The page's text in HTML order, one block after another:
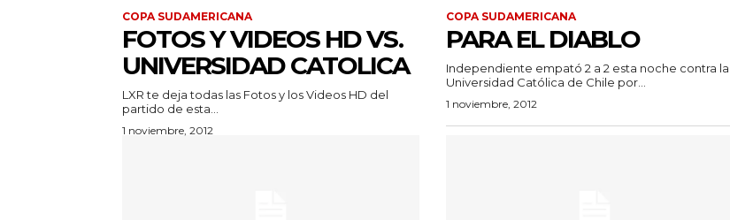
COPA SUDAMERICANA
FOTOS Y VIDEOS HD VS.
UNIVERSIDAD CATOLICA
LXR te deja todas las Fotos y los Videos HD del
partido de esta...
1 noviembre, 2012
COPA SUDAMERICANA
PARA EL DIABLO
Independiente empató 2 a 2 esta noche contra la
Universidad Católica de Chile por...
1 noviembre, 2012